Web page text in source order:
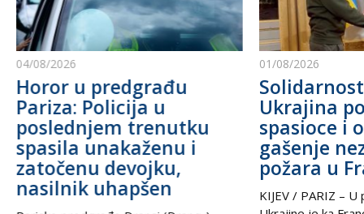
04/08/2026
Horor u predgrađu
Pariza: Policija u
poslednjem trenutku
spasila unakaženu i
zatočenu devojku,
nasilnik uhapšen
01/08/2026
Ukrajina
spasioce i
gašenje
požara u
KIJEV / PARIZ –